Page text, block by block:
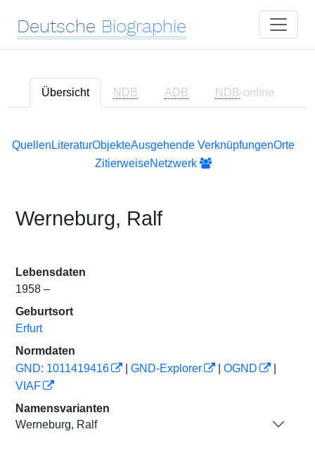
Deutsche Biographie
Übersicht NDB ADB NDB-online
Quellen LiteraturObjekteAusgehende VerknüpfungenOrte
ZitierweiseNetzwerk
Werneburg, Ralf
Lebensdaten
1958 –
Geburtsort
Erfurt
Normdaten
GND: 1011419416
GND-Explorer OGND
VIAF
Namensvarianten
Werneburg, Ralf